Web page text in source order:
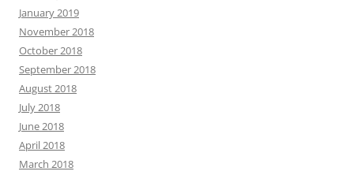
January 2019
November 2018
October 2018
September 2018
August 2018
July 2018
June 2018
April 2018
March 2018